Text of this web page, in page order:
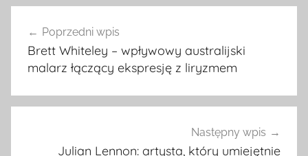
wpisu
Poprzedni wpis
Brett Whiteley – wpływowy australijski
malarz łączący ekspresję z liryzmem
Następny wpis
Julian Lennon: artysta, który umiejętnie